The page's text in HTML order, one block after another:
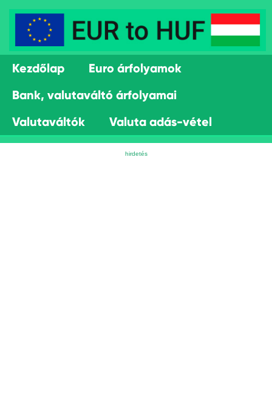
Kezdőlap
Euro árfolyamok
Bank, valutaváltó árfolyamai
Valutaváltók
Valuta adás-vétel